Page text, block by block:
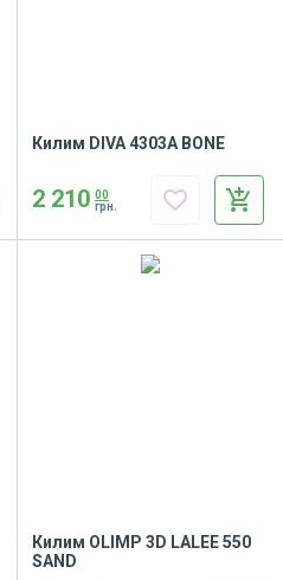
Килим DIVA 4303A BONE
2 210 00
грн.
add_shopping_cart
favorite_border
Килим OLIMP 3D LALEE 550
SAND